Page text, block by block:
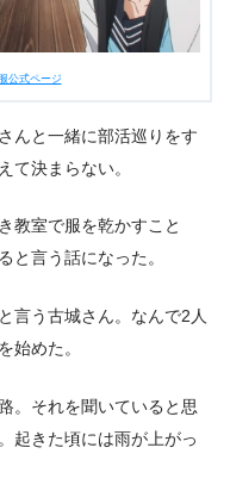
公式ページ
んと一緒に部活巡りをす
て決まらない。
教室で服を乾かすこと
と言う話になった。
言う古城さん。なんで2人
始めた。
。それを聞いていると思
起きた頃には雨が上がっ